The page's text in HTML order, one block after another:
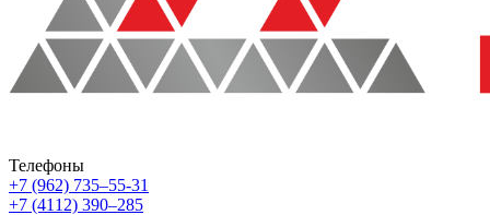
Телефоны
+7 (962) 735‒55-31
+7 (4112) 390‒285